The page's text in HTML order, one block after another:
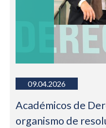
09.04.2026
Académicos de
organismo de